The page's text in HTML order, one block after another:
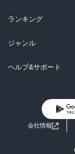
雑誌・グラビア
BL・TL
ラノベ
雑誌・グラビア
BL・TL
総合
ラノベ
雑誌・グラビア
ランキング
総合
ラノベ
ジャンル
コミック
ライトノベル
ヘルプ&サポート
よくあるご質問
会社情報